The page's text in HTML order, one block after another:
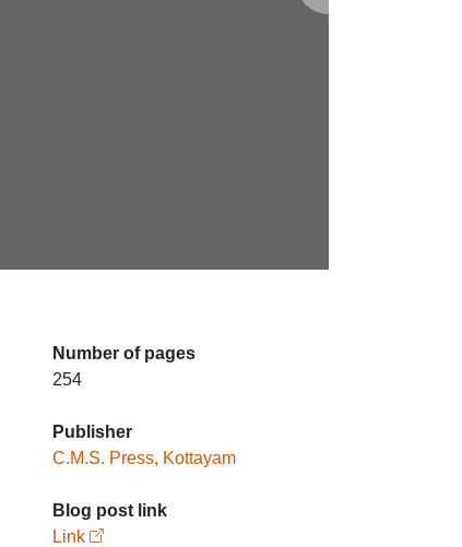
Number of pages
254
Publisher
C.M.S. Press, Kottayam
Blog post link
Link